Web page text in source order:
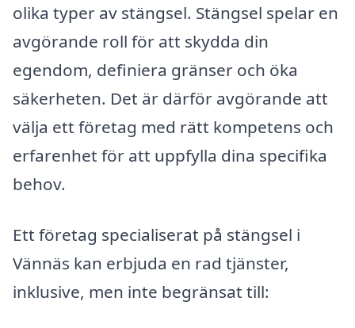
olika typer av stängsel. Stängsel spelar en
avgörande roll för att skydda din
egendom, definiera gränser och öka
säkerheten. Det är därför avgörande att
välja ett företag med rätt kompetens och
erfarenhet för att uppfylla dina specifika
behov.
Ett företag specialiserat på stängsel i
Vännäs kan erbjuda en rad tjänster,
inklusive, men inte begränsat till: